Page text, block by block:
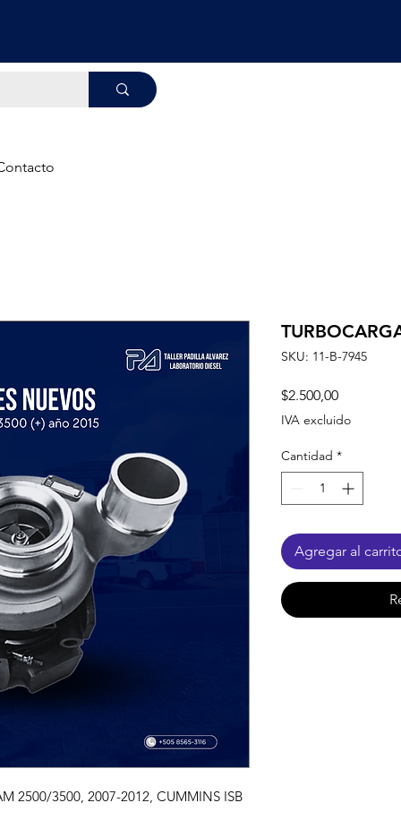
2500/3500, 2007-2012, CUMMINS ISB
SKU: 11-B-7945
$2.500,00Precio
IVA excluido
Cantidad *
Agregar al